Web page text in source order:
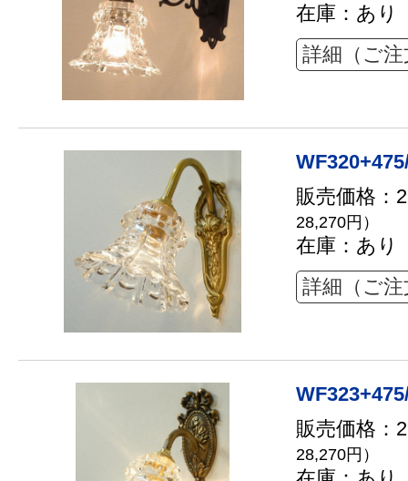
在庫：あり
詳細（ご
販売価格：
28,270円）
在庫：あり
詳細（ご
販売価格：
28,270円）